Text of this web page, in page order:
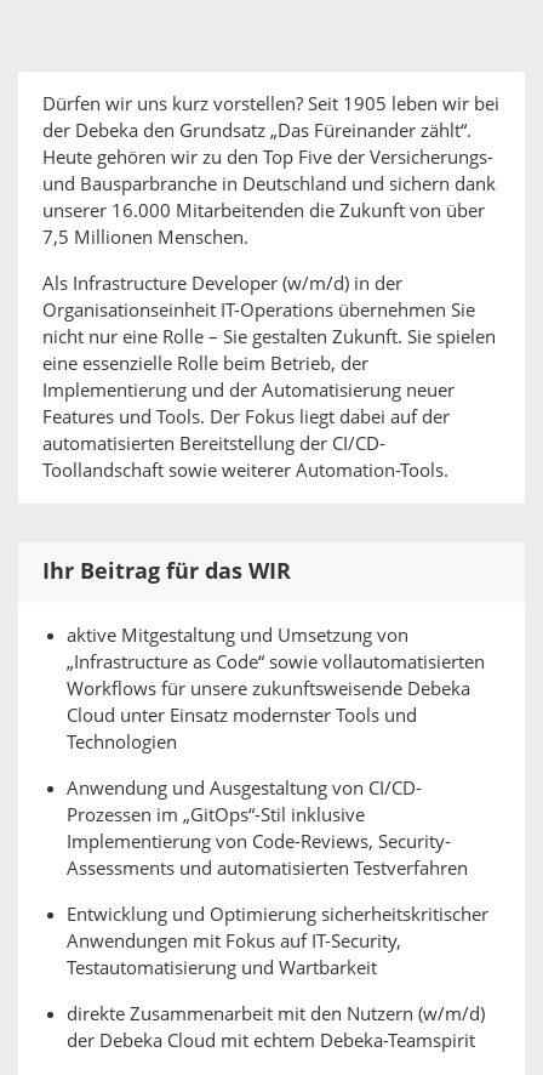
Dürfen wir uns kurz vorstellen? Seit 1905 leben wir bei
der Debeka den Grundsatz „Das Füreinander zählt“.
Heute gehören wir zu den Top Five der Versicherungs-
und Bausparbranche in Deutschland und sichern dank
unserer 16.000 Mitarbeitenden die Zukunft von über
7,5 Millionen Menschen.
Als Infrastructure Developer (w/m/d) in der
Organisationseinheit IT-Operations übernehmen Sie
nicht nur eine Rolle – Sie gestalten Zukunft. Sie spielen
eine essenzielle Rolle beim Betrieb, der
Implementierung und der Automatisierung neuer
Features und Tools. Der Fokus liegt dabei auf der
automatisierten Bereitstellung der CI/CD-
Toollandschaft sowie weiterer Automation-Tools.
Ihr Beitrag für das WIR
aktive Mitgestaltung und Umsetzung von
„Infrastructure as Code“ sowie vollautomatisierten
Workflows für unsere zukunftsweisende Debeka
Cloud unter Einsatz modernster Tools und
Technologien
Anwendung und Ausgestaltung von CI/CD-
Prozessen im „GitOps“-Stil inklusive
Implementierung von Code-Reviews, Security-
Assessments und automatisierten Testverfahren
Entwicklung und Optimierung sicherheitskritischer
Anwendungen mit Fokus auf IT-Security,
Testautomatisierung und Wartbarkeit
direkte Zusammenarbeit mit den Nutzern (w/m/d)
der Debeka Cloud mit echtem Debeka-Teamspirit